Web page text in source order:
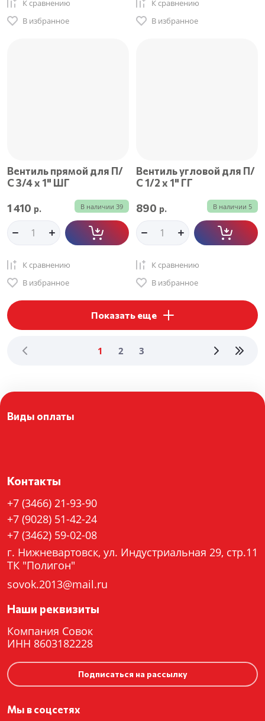
К сравнению
В избранное
К сравнению
В избранное
Вентиль прямой для П/
С 3/4 х 1" ШГ
В наличии 39
1 410 р.
К сравнению
В избранное
Вентиль угловой для П/
С 1/2 х 1" ГГ
В наличии 5
890 р.
К сравнению
В избранное
Показать еще
1 2 3
Контакты
+7 (3466) 21-93-90
+7 (9028) 51-42-24
+7 (3462) 59-02-08
г. Нижневартовск, ул. Индустриальная 29, стр.11
ТК "Полигон"
sovok.2013@mail.ru
Наши реквизиты
Компания Совок
ИНН 8603182228
Подписаться на рассылку
Мы в соцсетях
Виды оплаты